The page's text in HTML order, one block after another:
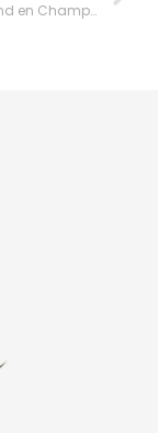
Mon Week-end en Champagne – MWEC 2021